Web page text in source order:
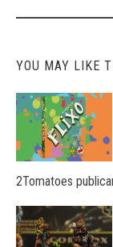
YOU MAY LIKE
2Tomatoes